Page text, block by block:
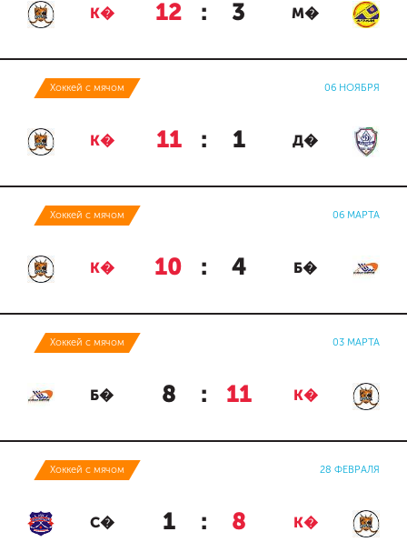
К� 12 : 3 М�
Хоккей с мячом 06 НОЯБРЯ
К� 11 : 1 Д�
Хоккей с мячом 06 МАРТА
К� 10 : 4 Б�
Хоккей с мячом 03 МАРТА
Б� 8 : 11 К�
Хоккей с мячом 28 ФЕВРАЛЯ
С� 1 : 8 К�